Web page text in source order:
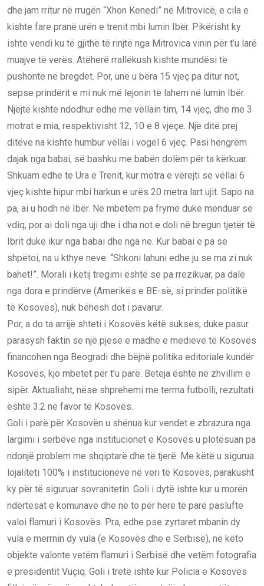
dhe jam rritur në rrugën “Xhon Kenedi” në Mitrovicë, e cila e
kishte fare pranë urën e trenit mbi lumin Ibër. Pikërisht ky
ishte vendi ku të gjithë të rinjtë nga Mitrovica vinin për t’u larë
muajve të verës. Atëherë rrallëkush kishte mundësi të
pushonte në bregdet. Por, unë u bëra 15 vjeç pa ditur not,
sepse prindërit e mi nuk më lejonin të lahem në lumin Ibër.
Njëjtë kishte ndodhur edhe me vëllain tim, 14 vjeç, dhe me 3
motrat e mia, respektivisht 12, 10 e 8 vjeçe. Një ditë prej
ditëve na kishte humbur vëllai i vogël 6 vjeç. Pasi hëngrëm
dajak nga babai, së bashku me babën dolëm për ta kërkuar.
Shkuam edhe te Ura e Trenit, kur motra e vërejti se vëllai 6
vjeç kishte hipur mbi harkun e urës 20 metra lart ujit. Sapo na
pa, ai u hodh në Ibër. Ne mbetëm pa frymë duke menduar se
vdiq, por ai doli nga uji dhe i dha not e doli në bregun tjetër të
Ibrit duke ikur nga babai dhe nga ne. Kur babai e pa se
shpëtoi, na u kthye neve: “Shkoni lahuni edhe ju se ma zi nuk
bahet!”. Morali i këtij tregimi është se pa rrezikuar, pa dalë
nga dora e prindërve (Amerikës e BE-së, si prindër politikë
të Kosovës), nuk bëhesh dot i pavarur.
Por, a do ta arrijë shteti i Kosovës këtë sukses, duke pasur
parasysh faktin se një pjesë e madhe e medieve të Kosovës
financohen nga Beogradi dhe bëjnë politika editoriale kundër
Kosovës, kjo mbetet për t’u parë. Beteja është në zhvillim e
sipër. Aktualisht, nëse shprehemi me terma futbolli, rezultati
është 3:2 në favor të Kosovës.
Goli i parë për Kosovën u shënua kur vendet e zbrazura nga
largimi i serbëve nga institucionet e Kosovës u plotësuan pa
ndonjë problem me shqiptarë dhe të tjerë. Me këtë u sigurua
lojaliteti 100% i institucioneve në veri të Kosovës, parakusht
ky për të siguruar sovranitetin. Goli i dytë ishte kur u morën
ndërtesat e komunave dhe në to për herë të parë paslufte
valoi flamuri i Kosovës. Pra, edhe pse zyrtaret mbanin dy
vula e merrnin dy vula (e Kosovës dhe e Serbisë), në këto
objekte valonte vetëm flamuri i Serbisë dhe vetëm fotografia
e presidentit Vuçiq. Goli i tretë ishte kur Policia e Kosovës